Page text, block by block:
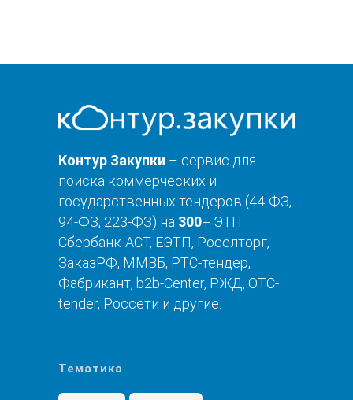
Контур Закупки – сервис для
поиска коммерческих и
государственных тендеров (44-ФЗ,
94-ФЗ, 223-ФЗ) на 300+ ЭТП:
Сбербанк-АСТ, ЕЭТП, Роселторг,
ЗаказРФ, ММВБ, РТС-тендер,
Фабрикант, b2b-Center, РЖД, OTC-
tender, Россети и другие.
Тематика